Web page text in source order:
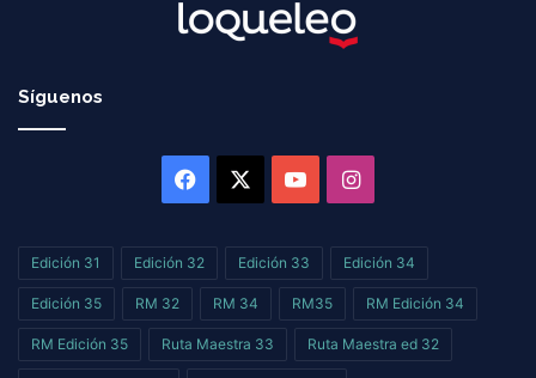
Síguenos
Facebook YouTubeInstagram
Edición 31 Edición 32 Edición 33 Edición 34
Edición 35 RM 32 RM 34 RM35 RM Edición 34
RM Edición 35 Ruta Maestra 33 Ruta Maestra ed 32